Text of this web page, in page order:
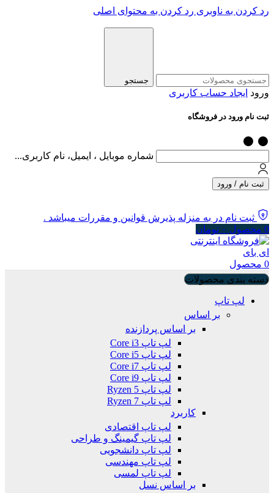
رد کردن به ناوبری رد کردن به محتوای اصلی
جستجو
ورود ایجاد حساب کاربری
ثبت نام ورود در فروشگاه
شماره موبایل ، ایمیل، نام کاربری...
ثبت نام / ورود
ثبت نام در به منزله پذیرش قوانین و مقررات میباشد .
0 محصول ۰ تومان
0 محصول
دسته بندی محصولات
لپ تاپ
بر اساس
بر اساس پردازنده
لپ تاپ Core i3
لپ تاپ Core i5
لپ تاپ Core i7
لپ تاپ Core i9
لپ تاپ Ryzen 5
لپ تاپ Ryzen 7
کاربرد
لپ تاپ اقتصادی
لپ تاپ گیمینگ و طراحی
لپ تاپ دانشجویی
لپ تاپ مهندسی
لپ تاپ لمسی
بر اساس نسل